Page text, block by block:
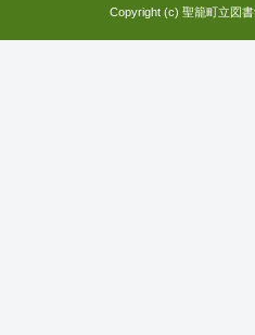
Copyright (c) 聖籠町立図